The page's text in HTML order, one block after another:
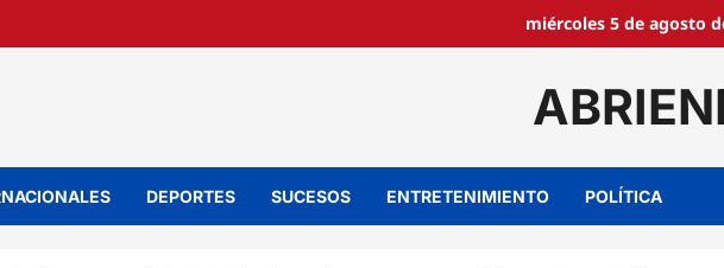
miércoles 5 de agosto
DEPORTES SUCESOS ENTRETENIMIENTO POLÍTICA